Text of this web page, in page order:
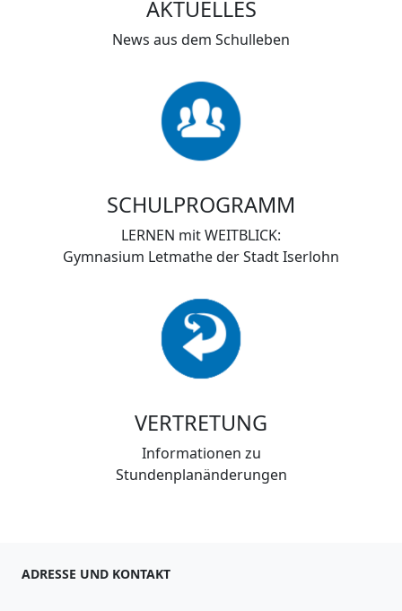
AKTUELLES
News aus dem Schulleben
SCHULPROGRAMM
LERNEN mit WEITBLICK:
Gymnasium Letmathe der Stadt Iserlohn
VERTRETUNG
Informationen zu
Stundenplanänderungen
ADRESSE UND KONTAKT